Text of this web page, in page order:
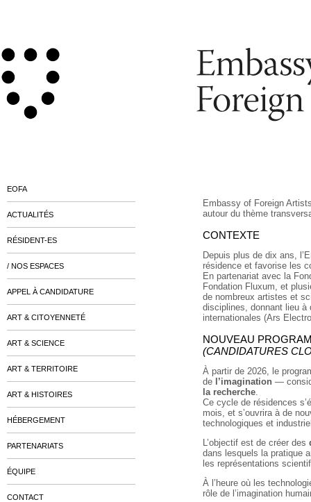
Embassy of Foreign
autour du thème
CONTEXTE
Depuis plus de dix ans,
résidence et favorise les
En partenariat avec la
Fondation Fluxum, et
de nombreux artistes et
disciplines, donnant lieu
internationales (Ars
NOUVEAU
(CANDIDATURES
À partir de 2026, le
de l’imagination —
la recherche.
Ce cycle de résidences
mois, et s’ouvrira à de
technologiques et
L’objectif est de créer des
dans lesquels la pratique
les représentations
À l’heure où les
rôle de l’imagination
EOFA
ACTUALITÉS
RÉSIDENT-ES
/ NOS ESPACES
APPEL À CANDIDATURE
ART & CITOYENNETÉ
ART & SCIENCE
ART & TERRITOIRE
ART & HISTOIRES
HÉBERGEMENT
PARTENARIATS
ÉQUIPE
CONTACT